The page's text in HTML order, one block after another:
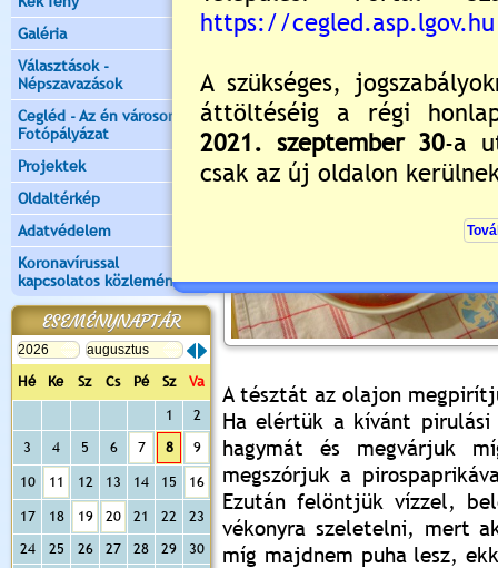
Galéria
Választások -
Népszavazások
Cegléd - Az én városom -
Fotópályázat
Projektek
Oldaltérkép
Adatvédelem
Koronavírussal
kapcsolatos közlemények
ESEMÉNYNAPTÁR
Hé Ke Sz Cs Pé Sz
Va
1
2
3
4 5 6 7 8 9
10 11 12 13 14 15 16
17 18 19 20 21 22
23
24
25 26 27 28 29
30
vagy szegfűgombával is.
Ceglédi laskaleves
A tésztát az olajon
Ha elértük a kívánt
hagymát és megvárjuk
megszórjuk a
Ezután felöntjük vízzel,
vékonyra szeletelni, mert
míg majdnem puha lesz,